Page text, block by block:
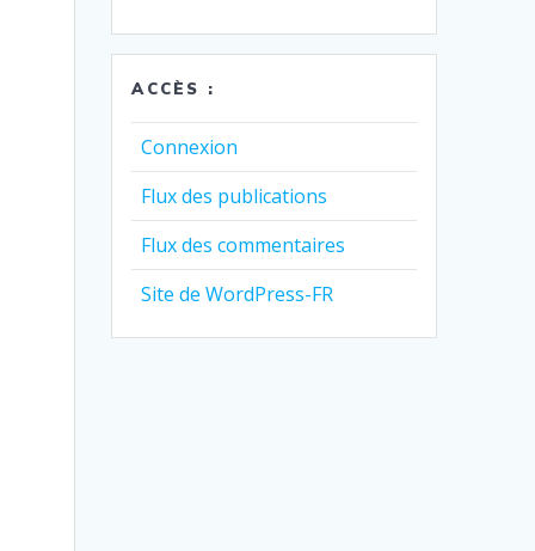
ACCÈS :
Connexion
Flux des publications
Flux des commentaires
Site de WordPress-FR